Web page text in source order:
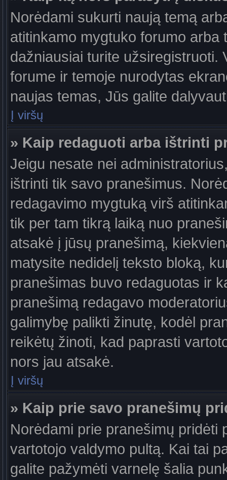
Norėdami sukurti naują temą
atitinkamo mygtuko forumo
dažniausiai turite užsiregistruoti.
forume ir temoje nurodytas
naujas temas, Jūs galite
Į viršų
» Kaip redaguoti arba ištrinti
Jeigu nesate nei
ištrinti tik savo pranešimus.
redagavimo mygtuką virš
tik per tam tikrą laiką nuo
atsakė į jūsų pranešimą,
matysite nedidelį teksto bloką,
pranešimas buvo redaguotas ir
pranešimą redagavo
galimybę palikti žinutę, kodėl
reikėtų žinoti, kad paprasti
nors jau atsakė.
Į viršų
» Kaip prie savo pranešimų
Norėdami prie pranešimų pridėti
vartotojo valdymo pultą. Kai tai
galite pažymėti varnelę šalia